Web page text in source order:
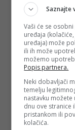
Saznajte
Vaši će se
uređaja
uređaja) može
ili ih može
možemo
Popis partnera.
Neki dobavljači
temelju
nastavku
dnu ove stranice
pristankom ili
kolačića.